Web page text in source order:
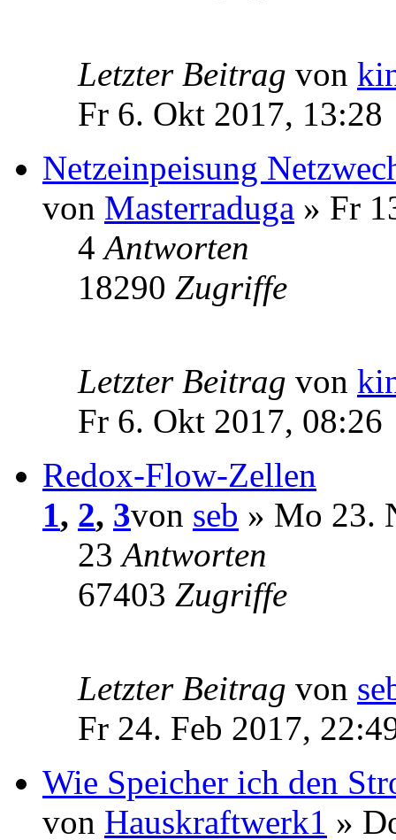
Letzter Beitrag von
Fr 6. Okt 2017, 13:28
Netzeinpeisung
von Masterraduga » Fr
4Antworten
18290 Zugriffe
Letzter Beitrag von
Fr 6. Okt 2017, 08:26
Redox-Flow-Zellen
1, 2, 3von seb » Mo 23.
23Antworten
67403 Zugriffe
Letzter Beitrag von
Fr 24. Feb 2017,
Wie Speicher ich den
von Hauskraftwerk1 »